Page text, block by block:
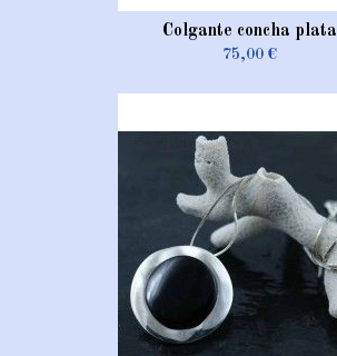
Colgante concha plata
75,00 €